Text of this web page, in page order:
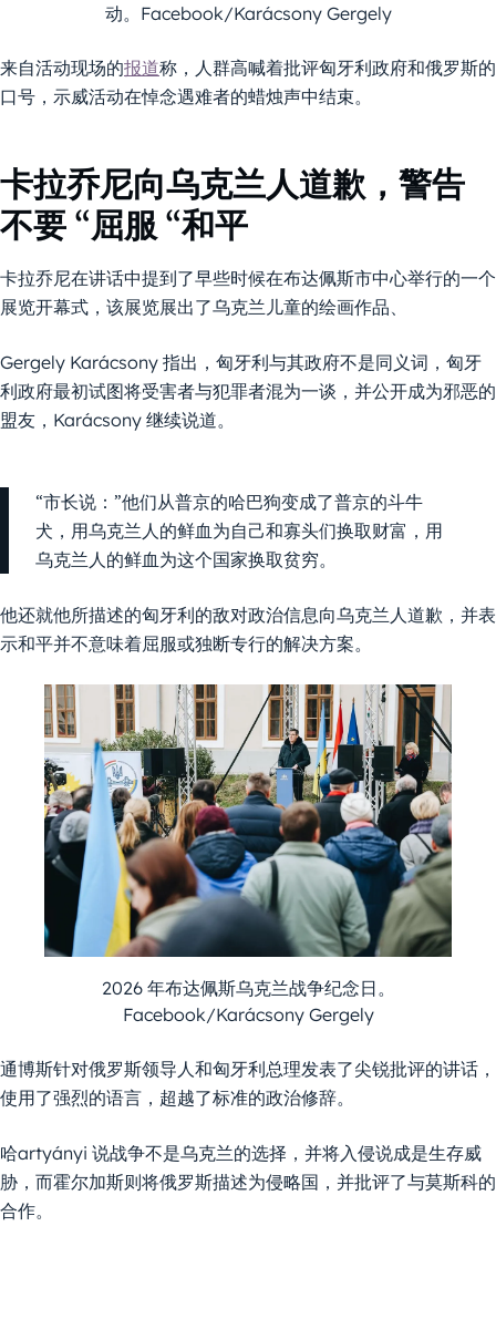
动。Facebook/Karácsony Gergely
来自活动现场的报道称，人群高喊着批评匈牙利政府和俄罗斯的
口号，示威活动在悼念遇难者的蜡烛声中结束。
卡拉乔尼向乌克兰人道歉，警告
不要 “屈服 “和平
卡拉乔尼在讲话中提到了早些时候在布达佩斯市中心举行的一个
展览开幕式，该展览展出了乌克兰儿童的绘画作品、
Gergely Karácsony 指出，匈牙利与其政府不是同义词，匈牙
利政府最初试图将受害者与犯罪者混为一谈，并公开成为邪恶的
盟友，Karácsony 继续说道。
“市长说：”他们从普京的哈巴狗变成了普京的斗牛
犬，用乌克兰人的鲜血为自己和寡头们换取财富，用
乌克兰人的鲜血为这个国家换取贫穷。
他还就他所描述的匈牙利的敌对政治信息向乌克兰人道歉，并表
示和平并不意味着屈服或独断专行的解决方案。
2026 年布达佩斯乌克兰战争纪念日。
Facebook/Karácsony Gergely
通博斯针对俄罗斯领导人和匈牙利总理发表了尖锐批评的讲话，
使用了强烈的语言，超越了标准的政治修辞。
哈artyányi 说战争不是乌克兰的选择，并将入侵说成是生存威
胁，而霍尔加斯则将俄罗斯描述为侵略国，并批评了与莫斯科的
合作。